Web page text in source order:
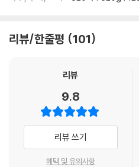
리뷰/한줄평 101
리뷰
9.8
리뷰 쓰기
혜택 및 유의사항